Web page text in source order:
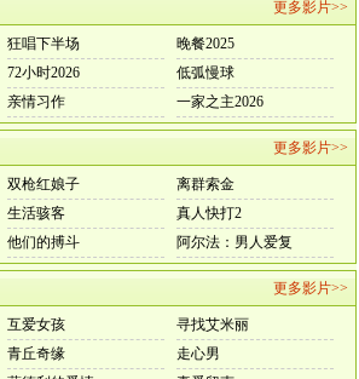
更多影片>>
狂唱下半场
晚餐2025
72小时2026
低弧慢球
亲情习作 一家之主2026
更多影片>>
双枪红娘子
离群索金
生活骇客
真人快打2
他们的搏斗 阿尔法：男人爱复
更多影片>>
互爱女孩
寻找艾米丽
青丘奇缘
走心男